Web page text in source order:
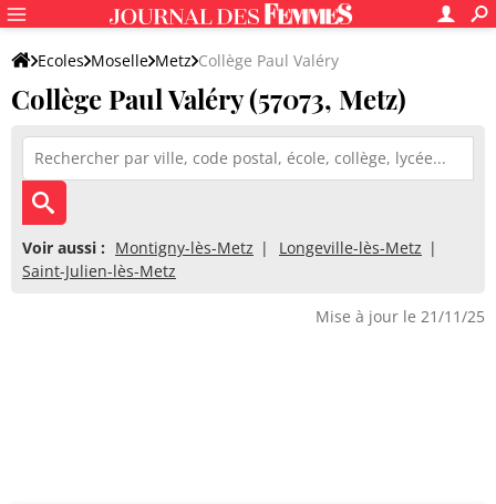
Ecoles Moselle Metz Collège Paul Valéry
Collège Paul Valéry (57073, Metz)
Voir aussi : Montigny-lès-Metz
Longeville-lès-Metz
Saint-Julien-lès-Metz
Mise à jour le 21/11/25